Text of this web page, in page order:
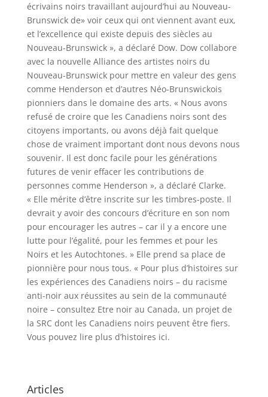
écrivains noirs travaillant aujourd’hui au Nouveau-
Brunswick de» voir ceux qui ont viennent avant eux,
et l’excellence qui existe depuis des siècles au
Nouveau-Brunswick », a déclaré Dow. Dow collabore
avec la nouvelle Alliance des artistes noirs du
Nouveau-Brunswick pour mettre en valeur des gens
comme Henderson et d’autres Néo-Brunswickois
pionniers dans le domaine des arts. « Nous avons
refusé de croire que les Canadiens noirs sont des
citoyens importants, ou avons déjà fait quelque
chose de vraiment important dont nous devons nous
souvenir. Il est donc facile pour les générations
futures de venir effacer les contributions de
personnes comme Henderson », a déclaré Clarke.
« Elle mérite d’être inscrite sur les timbres-poste. Il
devrait y avoir des concours d’écriture en son nom
pour encourager les autres – car il y a encore une
lutte pour l’égalité, pour les femmes et pour les
Noirs et les Autochtones. » Elle prend sa place de
pionnière pour nous tous. « Pour plus d’histoires sur
les expériences des Canadiens noirs – du racisme
anti-noir aux réussites au sein de la communauté
noire – consultez Etre noir au Canada, un projet de
la SRC dont les Canadiens noirs peuvent être fiers.
Vous pouvez lire plus d’histoires ici.
Articles